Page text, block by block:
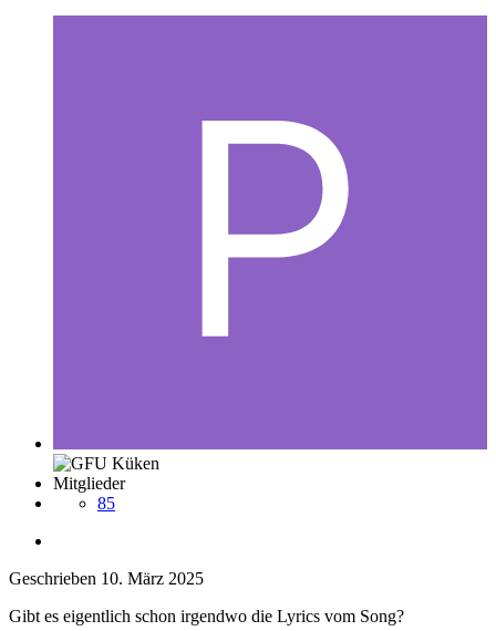
Mitglieder
85
Geschrieben 10. März 2025
Gibt es eigentlich schon irgendwo die Lyrics vom Song?